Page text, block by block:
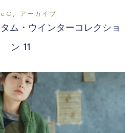
, アーカイブ
ム・ウインターコレクショ
ン 11